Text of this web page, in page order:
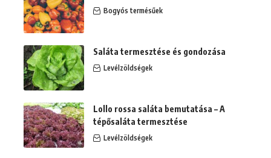
Bogyós termésűek
Saláta termesztése és gondozása
Levélzöldségek
Lollo rossa saláta bemutatása – A
tépősaláta termesztése
Levélzöldségek